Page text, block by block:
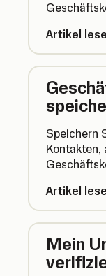
Artikel
Speichern
Kontakten,
Sie sie
aktuell zu
Artikel
Mein